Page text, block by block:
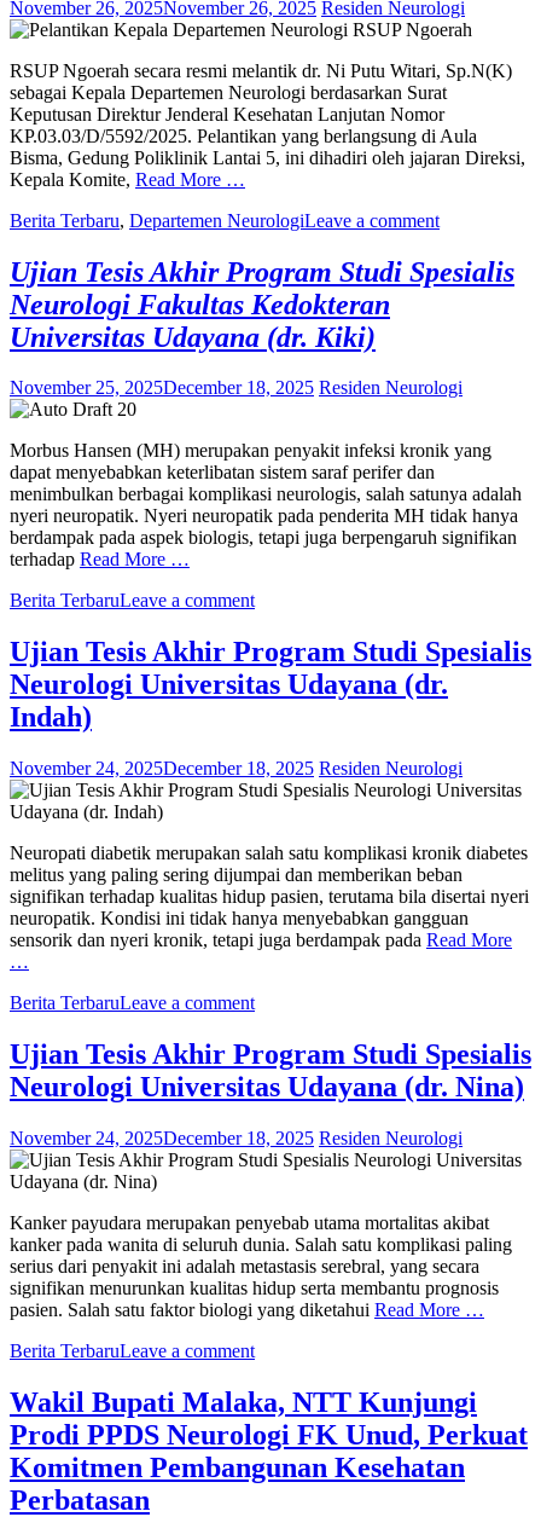
November 26, 2025November 26, 2025 Residen Neurologi
RSUP Ngoerah secara resmi melantik dr. Ni Putu Witari, Sp.N(K)
sebagai Kepala Departemen Neurologi berdasarkan Surat
Keputusan Direktur Jenderal Kesehatan Lanjutan Nomor
KP.03.03/D/5592/2025. Pelantikan yang berlangsung di Aula
Bisma, Gedung Poliklinik Lantai 5, ini dihadiri oleh jajaran Direksi,
Kepala Komite, Read More …
Berita Terbaru, Departemen NeurologiLeave a comment
Ujian Tesis Akhir Program Studi Spesialis
Neurologi Fakultas Kedokteran
Universitas Udayana (dr. Kiki)
November 25, 2025December 18, 2025 Residen Neurologi
Morbus Hansen (MH) merupakan penyakit infeksi kronik yang
dapat menyebabkan keterlibatan sistem saraf perifer dan
menimbulkan berbagai komplikasi neurologis, salah satunya adalah
nyeri neuropatik. Nyeri neuropatik pada penderita MH tidak hanya
berdampak pada aspek biologis, tetapi juga berpengaruh signifikan
terhadap Read More …
Berita TerbaruLeave a comment
Ujian Tesis Akhir Program Studi Spesialis
Neurologi Universitas Udayana (dr.
Indah)
November 24, 2025December 18, 2025 Residen Neurologi
Neuropati diabetik merupakan salah satu komplikasi kronik diabetes
melitus yang paling sering dijumpai dan memberikan beban
signifikan terhadap kualitas hidup pasien, terutama bila disertai nyeri
neuropatik. Kondisi ini tidak hanya menyebabkan gangguan
sensorik dan nyeri kronik, tetapi juga berdampak pada Read More
…
Berita TerbaruLeave a comment
Ujian Tesis Akhir Program Studi Spesialis
Neurologi Universitas Udayana (dr. Nina)
November 24, 2025December 18, 2025 Residen Neurologi
Kanker payudara merupakan penyebab utama mortalitas akibat
kanker pada wanita di seluruh dunia. Salah satu komplikasi paling
serius dari penyakit ini adalah metastasis serebral, yang secara
signifikan menurunkan kualitas hidup serta membantu prognosis
pasien. Salah satu faktor biologi yang diketahui Read More …
Berita TerbaruLeave a comment
Wakil Bupati Malaka, NTT Kunjungi
Prodi PPDS Neurologi FK Unud, Perkuat
Komitmen Pembangunan Kesehatan
Perbatasan